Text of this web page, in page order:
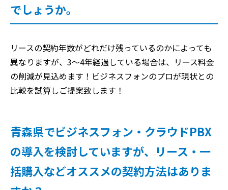
でしょうか。
リースの契約年数がどれだけ残っているのかによっても
異なりますが、3～4年経過している場合は、リース料金
の削減が見込めます！ビジネスフォンのプロが現状との
比較を試算しご提案致します！
青森県でビジネスフォン・クラウドPBX
の導入を検討していますが、リース・一
括購入などオススメの契約方法はありま